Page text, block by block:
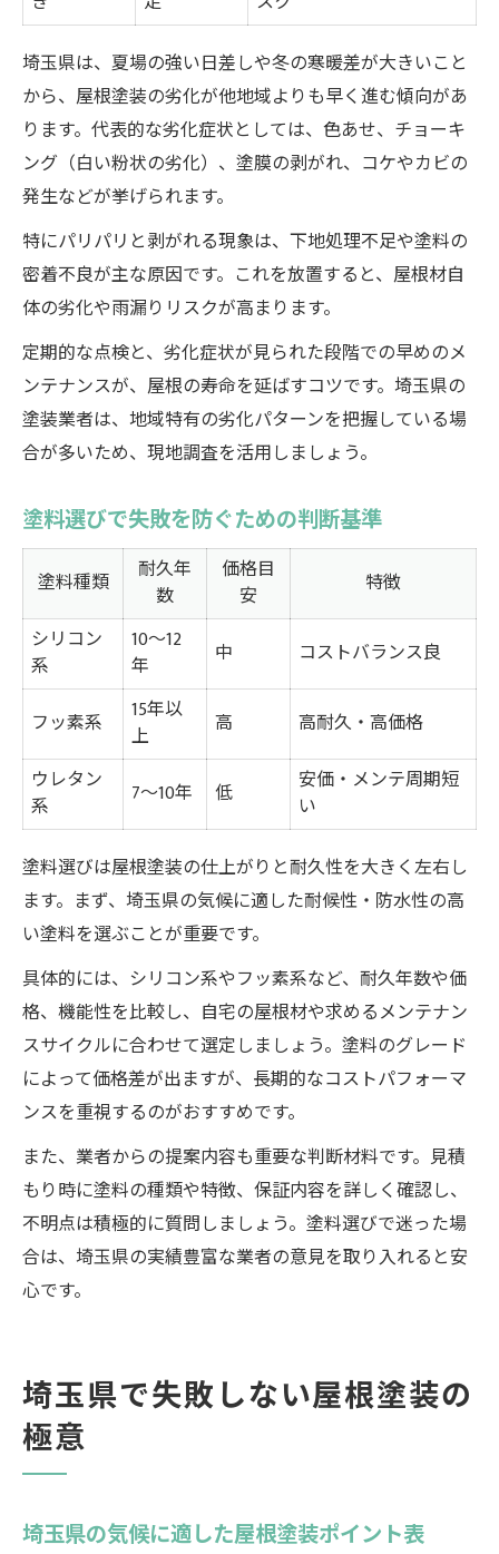
埼玉県は、夏場の強い日差しや冬の寒暖差が大きいこと
から、屋根塗装の劣化が他地域よりも早く進む傾向があ
ります。代表的な劣化症状としては、色あせ、チョーキ
ング（白い粉状の劣化）、塗膜の剥がれ、コケやカビの
発生などが挙げられます。
特にパリパリと剥がれる現象は、下地処理不足や塗料の
密着不良が主な原因です。これを放置すると、屋根材自
体の劣化や雨漏りリスクが高まります。
定期的な点検と、劣化症状が見られた段階での早めのメ
ンテナンスが、屋根の寿命を延ばすコツです。埼玉県の
塗装業者は、地域特有の劣化パターンを把握している場
合が多いため、現地調査を活用しましょう。
塗料選びで失敗を防ぐための判断基準
塗料種類
耐久年
数
価格目
安
特徴
シリコン
系
10～12
年
中 コストバランス良
フッ素系
15年以
上
高
高耐久・高価格
ウレタン
系
7～10年 低
安価・メンテ周期短
い
塗料選びは屋根塗装の仕上がりと耐久性を大きく左右し
ます。まず、埼玉県の気候に適した耐候性・防水性の高
い塗料を選ぶことが重要です。
具体的には、シリコン系やフッ素系など、耐久年数や価
格、機能性を比較し、自宅の屋根材や求めるメンテナン
スサイクルに合わせて選定しましょう。塗料のグレード
によって価格差が出ますが、長期的なコストパフォーマ
ンスを重視するのがおすすめです。
また、業者からの提案内容も重要な判断材料です。見積
もり時に塗料の種類や特徴、保証内容を詳しく確認し、
不明点は積極的に質問しましょう。塗料選びで迷った場
合は、埼玉県の実績豊富な業者の意見を取り入れると安
心です。
埼玉県で失敗しない屋根塗装の
極意
埼玉県の気候に適した屋根塗装ポイント表